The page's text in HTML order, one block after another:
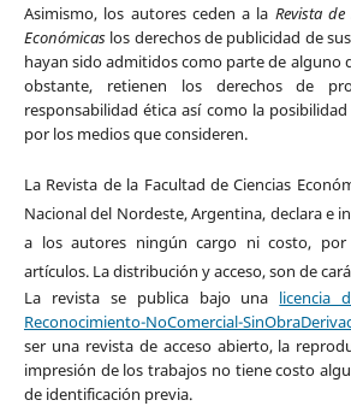
Asimismo, los autores ceden a la Revista
Económicaslos derechos de publicidad de
hayan sido admitidos como parte de alguno
obstante, retienen los derechos de
responsabilidad ética así como la
por los medios que consideren.
La Revista de la Facultad de Ciencias
Nacional del Nordeste, Argentina, declara e
a los autores ningún cargo ni costo,
artículos. La distribución y acceso, son de
La revista se publica bajo una licencia
Reconocimiento-NoComercial-
ser una revista de acceso abierto, la
impresión de los trabajos no tiene costo
de identificación previa.